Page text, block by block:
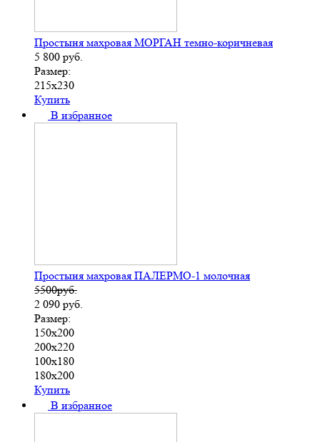
Простыня махровая МОРГАН темно-коричневая
5 800 руб.
Размер:
215х230
Купить
В избранное
Простыня махровая ПАЛЕРМО-1 молочная
5500руб.
2 090 руб.
Размер:
150х200
200х220
100х180
180х200
Купить
В избранное